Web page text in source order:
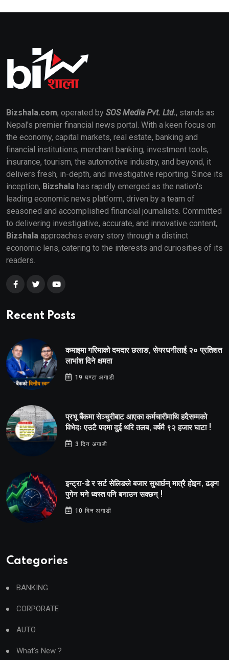
Bizshala.com, operated by SOS Media Pvt. Ltd., stands as
Nepal's premier financial news portal. With a keen focus on
the economy, capital markets, real estate, banking and
financial institutions, merchant banking, investment tools,
insurance, tourism, the automotive industry, and beyond, it
delivers fresh, in-depth, and investigative reporting. Since its
inception, Bizshala has rapidly emerged as the nation's
leading economic news platform, driven by a team of
seasoned and accomplished financial journalists. Committed
to delivering investigative, accurate, and innovative content,
Bizshala approaches every story through a distinct
economic lens, catering to the interests and curiosities of its
readers.
Recent Posts
कमाइमा गरिमाको दमदार छलाङ, सेयरधनीलाई २० प्रतिशत
लाभांश दिने क्षमता
19 घण्टा अगाडी
प्रभू बैंकमा सेञ्चुरीबाट आएका कर्मचारीमाथि हदैसम्मको
विभेदः एउटै पदमा दुई थरि तलब, वर्षमै ९२ हजार घाटा !
3 दिन अगाडी
इन्ट्रा-डे र सर्ट सेलिङले बजार सुधार्छन् मात्रै होइन, ढङ्ग
पुगेन भने ध्वस्त पनि बनाउन सक्छन् !
10 दिन अगाडी
Categories
BANKING
CORPORATE
AUTO
What's New ?